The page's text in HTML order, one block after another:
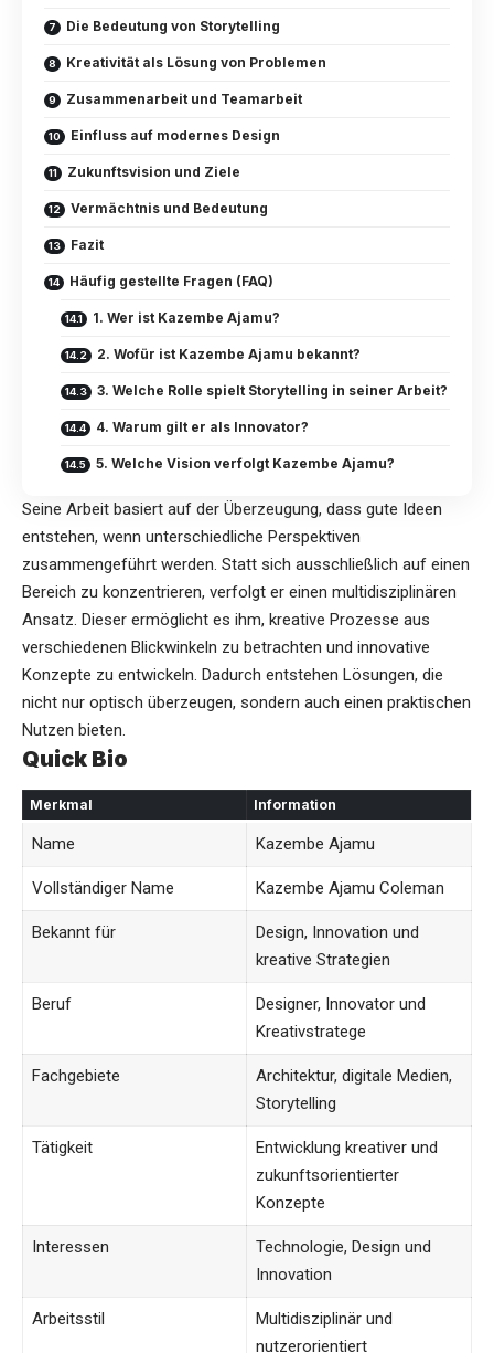
Die Bedeutung von Storytelling
Kreativität als Lösung von Problemen
Zusammenarbeit und Teamarbeit
Einfluss auf modernes Design
Zukunftsvision und Ziele
Vermächtnis und Bedeutung
Fazit
Häufig gestellte Fragen (FAQ)
1. Wer ist Kazembe Ajamu?
2. Wofür ist Kazembe Ajamu bekannt?
3. Welche Rolle spielt Storytelling in seiner Arbeit?
4. Warum gilt er als Innovator?
5. Welche Vision verfolgt Kazembe Ajamu?
Seine Arbeit basiert auf der Überzeugung, dass gute Ideen
entstehen, wenn unterschiedliche Perspektiven
zusammengeführt werden. Statt sich ausschließlich auf einen
Bereich zu konzentrieren, verfolgt er einen multidisziplinären
Ansatz. Dieser ermöglicht es ihm, kreative Prozesse aus
verschiedenen Blickwinkeln zu betrachten und innovative
Konzepte zu entwickeln. Dadurch entstehen Lösungen, die
nicht nur optisch überzeugen, sondern auch einen praktischen
Nutzen bieten.
Quick Bio
Merkmal Information
Name Kazembe Ajamu
Vollständiger Name Kazembe Ajamu Coleman
Bekannt für
Design, Innovation und
kreative Strategien
Beruf
Designer, Innovator und
Kreativstratege
Fachgebiete
Architektur, digitale Medien,
Storytelling
Tätigkeit
Entwicklung kreativer und
zukunftsorientierter
Konzepte
Interessen
Technologie, Design und
Innovation
Arbeitsstil
Multidisziplinär und
nutzerorientiert